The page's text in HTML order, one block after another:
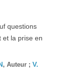
questions
et la prise en
, Auteur ; V.